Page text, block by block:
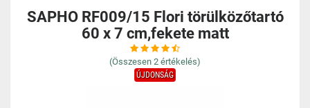
SAPHO RF009/15 Flori törülközőtartó
60 x 7 cm,fekete matt
(Összesen 2 értékelés)
ÚJDONSÁG